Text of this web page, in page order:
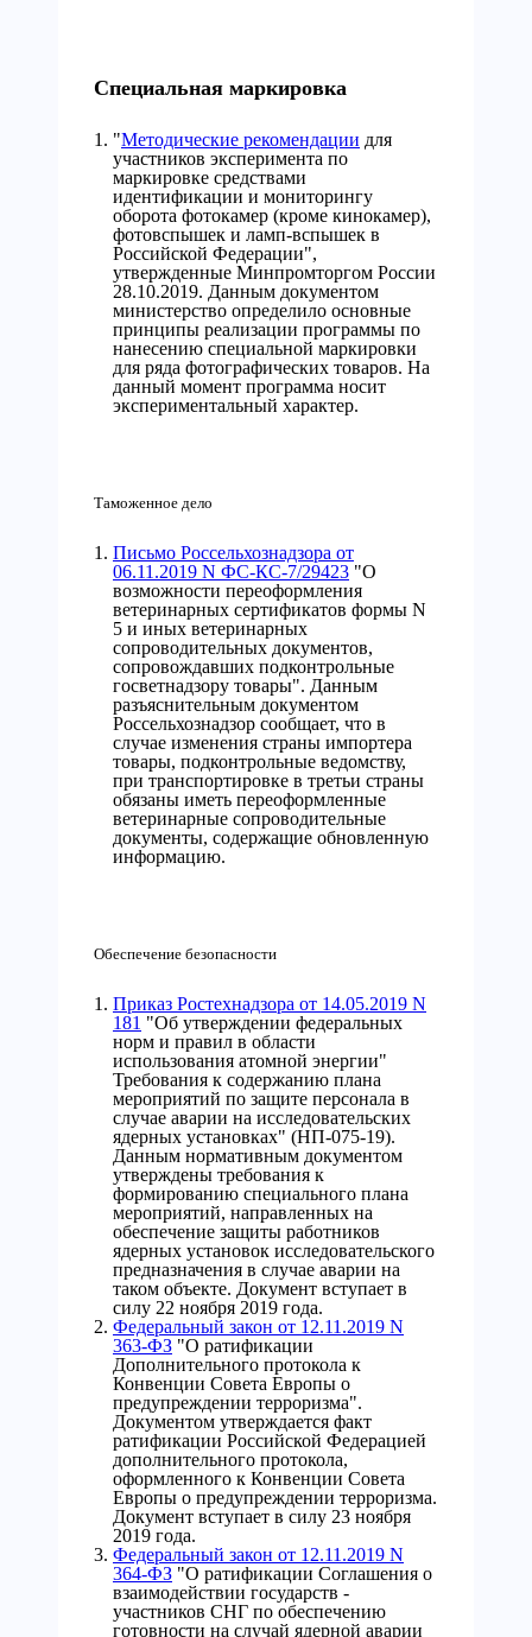
Специальная маркировка
"Методические рекомендации для
участников эксперимента по
маркировке средствами
идентификации и мониторингу
оборота фотокамер (кроме кинокамер),
фотовспышек и ламп-вспышек в
Российской Федерации",
утвержденные Минпромторгом России
28.10.2019. Данным документом
министерство определило основные
принципы реализации программы по
нанесению специальной маркировки
для ряда фотографических товаров. На
данный момент программа носит
экспериментальный характер.
Таможенное дело
Письмо Россельхознадзора от
06.11.2019 N ФС-КС-7/29423 "О
возможности переоформления
ветеринарных сертификатов формы N
5 и иных ветеринарных
сопроводительных документов,
сопровождавших подконтрольные
госветнадзору товары". Данным
разъяснительным документом
Россельхознадзор сообщает, что в
случае изменения страны импортера
товары, подконтрольные ведомству,
при транспортировке в третьи страны
обязаны иметь переоформленные
ветеринарные сопроводительные
документы, содержащие обновленную
информацию.
Обеспечение безопасности
Приказ Ростехнадзора от 14.05.2019 N
181 "Об утверждении федеральных
норм и правил в области
использования атомной энергии"
Требования к содержанию плана
мероприятий по защите персонала в
случае аварии на исследовательских
ядерных установках" (НП-075-19).
Данным нормативным документом
утверждены требования к
формированию специального плана
мероприятий, направленных на
обеспечение защиты работников
ядерных установок исследовательского
предназначения в случае аварии на
таком объекте. Документ вступает в
силу 22 ноября 2019 года.
Федеральный закон от 12.11.2019 N
363-ФЗ "О ратификации
Дополнительного протокола к
Конвенции Совета Европы о
предупреждении терроризма".
Документом утверждается факт
ратификации Российской Федерацией
дополнительного протокола,
оформленного к Конвенции Совета
Европы о предупреждении терроризма.
Документ вступает в силу 23 ноября
2019 года.
Федеральный закон от 12.11.2019 N
364-ФЗ "О ратификации Соглашения о
взаимодействии государств -
участников СНГ по обеспечению
готовности на случай ядерной аварии